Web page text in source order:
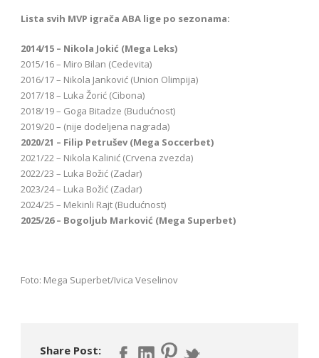
Lista svih MVP igrača ABA lige po sezonama:
2014/15 – Nikola Jokić (Mega Leks)
2015/16 – Miro Bilan (Cedevita)
2016/17 – Nikola Janković (Union Olimpija)
2017/18 – Luka Žorić (Cibona)
2018/19 – Goga Bitadze (Budućnost)
2019/20 – (nije dodeljena nagrada)
2020/21 – Filip Petrušev (Mega Soccerbet)
2021/22 – Nikola Kalinić (Crvena zvezda)
2022/23 – Luka Božić (Zadar)
2023/24 – Luka Božić (Zadar)
2024/25 – Mekinli Rajt (Budućnost)
2025/26 – Bogoljub Marković (Mega Superbet)
Foto: Mega Superbet/Ivica Veselinov
Share Post: